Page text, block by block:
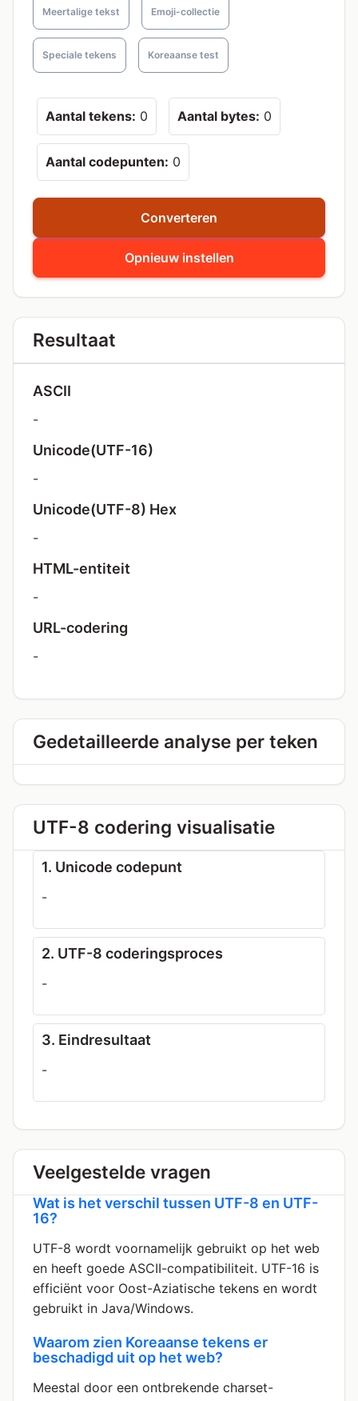
Meertalige tekst Emoji-collectie
Speciale tekens Koreaanse test
Aantal tekens: 0 Aantal bytes: 0
Aantal codepunten: 0
Opnieuw instellen
Converteren
Resultaat
ASCII
-
Unicode(UTF-16)
-
Unicode(UTF-8) Hex
-
HTML-entiteit
-
URL-codering
-
Gedetailleerde analyse per teken
UTF-8 codering visualisatie
1. Unicode codepunt
-
2. UTF-8 coderingsproces
-
3. Eindresultaat
-
Veelgestelde vragen
Wat is het verschil tussen UTF-8 en UTF-
16?
UTF-8 wordt voornamelijk gebruikt op het web
en heeft goede ASCII-compatibiliteit. UTF-16 is
efficiënt voor Oost-Aziatische tekens en wordt
gebruikt in Java/Windows.
Waarom zien Koreaanse tekens er
beschadigd uit op het web?
Meestal door een ontbrekende charset-